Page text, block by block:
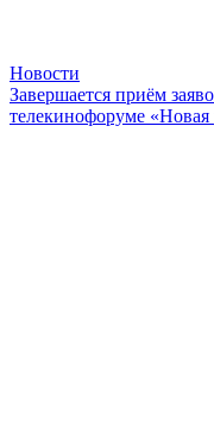
Новости
Завершается приём
телекинофоруме «Новая